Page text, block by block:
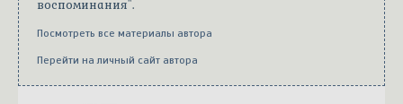
воспоминания".
Посмотреть все материалы автора
Перейти на личный сайт автора